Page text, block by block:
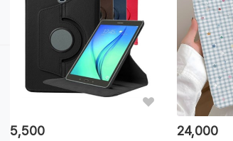
5,500 24,000